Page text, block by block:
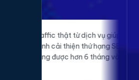
Traffic thật từ dịch vụ giúp website của
mình cải thiện thứ hạng SEO rõ rệt. Đã sử
dụng được hơn 6 tháng và rất hài lòng.